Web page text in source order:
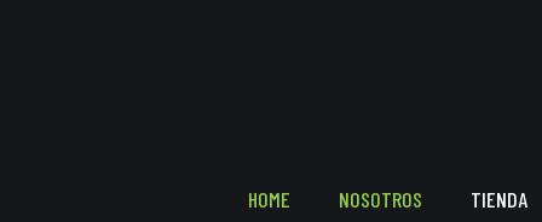
HOME NOSOTROS TIENDA